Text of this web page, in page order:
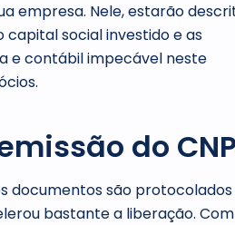
empresa. Nele, estarão
capital social investido e as
e contábil impecável neste
do
documentos são
bastante a liberação.